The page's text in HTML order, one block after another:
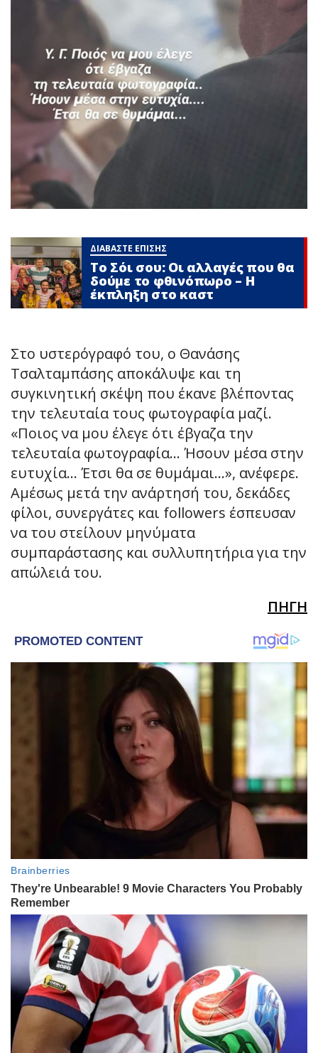
ΔΙΑΒΑΣΤΕ ΕΠΙΣΗΣ
Το Σόι σου: Οι αλλαγές που θα
δούμε το φθινόπωρο – Η
έκπληξη στο καστ
Στο υστερόγραφό του, ο Θανάσης
Τσαλταμπάσης αποκάλυψε και τη
συγκινητική σκέψη που έκανε βλέποντας
την τελευταία τους φωτογραφία μαζί.
«Ποιος να μου έλεγε ότι έβγαζα την
τελευταία φωτογραφία… Ήσουν μέσα στην
ευτυχία… Έτσι θα σε θυμάμαι…», ανέφερε.
Αμέσως μετά την ανάρτησή του, δεκάδες
φίλοι, συνεργάτες και followers έσπευσαν
να του στείλουν μηνύματα
συμπαράστασης και συλλυπητήρια για την
απώλειά του.
ΠΗΓΗ